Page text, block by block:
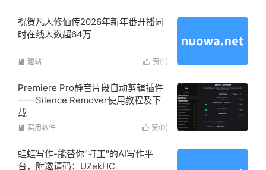
祝贺凡人修仙传2026年新年番开播同
时在线人数超64万
 赞(1 )
 趣站
Premiere Pro静音片段自动剪辑插件
——Silence Remover使用教程及下
载
 赞(0)
 实用软件
蛙蛙写作-能替你"打工"的AI写作平
台，附邀请码：UZekHC